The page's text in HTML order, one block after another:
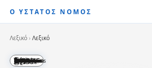
Ο ΥΣΤΑΤΟΣ ΝΟΜΟΣ
Λεξικό › Λεξικό
English
Polski
Latina
中文
Esperanto
Русский
العربية
हिन्दी
日本語
Ελληνικά
Español
Français
한국어
עברית
বাংলা
தமிழ்
ไทย
ქართული
Հայերեն
አማርኛ
Deutsch
Nederlands
Dansk
Português
Italiano
తెలుగు
ಕನ್ನಡ
മലയാളം
ગુજરાતી
ਪੰਜਾਬੀ
සිංහල
ខ្មែរ
မြန်မာ
ଓଡ଼ିଆ
ລາວ
فارسی
اردو
Indonesia
Kiswahili
Čeština
Svenska
Norsk
Tiếng Việt
Türkçe
मराठी
Basa Jawa
Hausa
भोजपुरी
Yorùbá
پښتو
Urdu
Slovenčina
Српски
Srpski
Română
Bosanski
Íslenska
Suomi
Eesti
Latviešu
Lietuvių